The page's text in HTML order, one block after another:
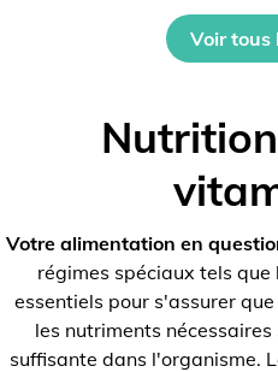
Voir tous
Votre alimentation en
régimes spéciaux tels
essentiels pour s'assurer
les nutriments
suffisante dans l'organisme.